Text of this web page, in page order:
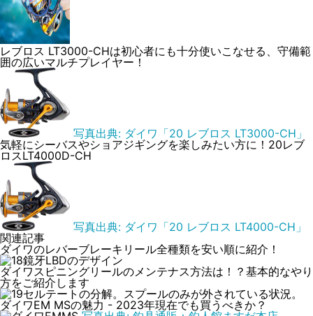
レブロス LT3000-CHは初心者にも十分使いこなせる、守備範
囲の広いマルチプレイヤー！
写真出典: ダイワ「20 レブロス LT3000-CH」
気軽にシーバスやショアジギングを楽しみたい方に！20レブ
ロスLT4000D-CH
写真出典: ダイワ「20 レブロス LT4000-CH」
関連記事
ダイワのレバーブレーキリール全種類を安い順に紹介！
ダイワスピニングリールのメンテナス方法は！？基本的なやり
方をご紹介します
ダイワEM MSの魅力 - 2023年現在でも買うべきか？